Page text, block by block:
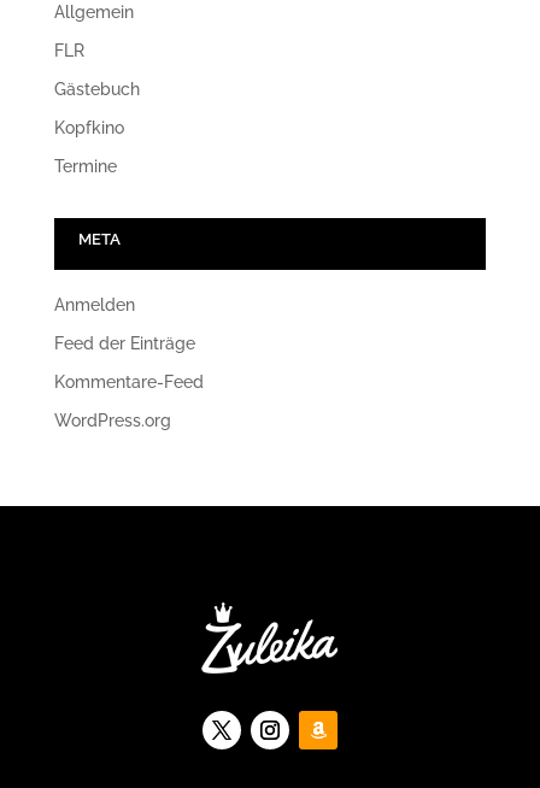
Allgemein
FLR
Gästebuch
Kopfkino
Termine
META
Anmelden
Feed der Einträge
Kommentare-Feed
WordPress.org